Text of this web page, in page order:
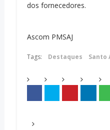
dos fornecedores.
Ascom PMSAJ
Tags: Destaques Santo